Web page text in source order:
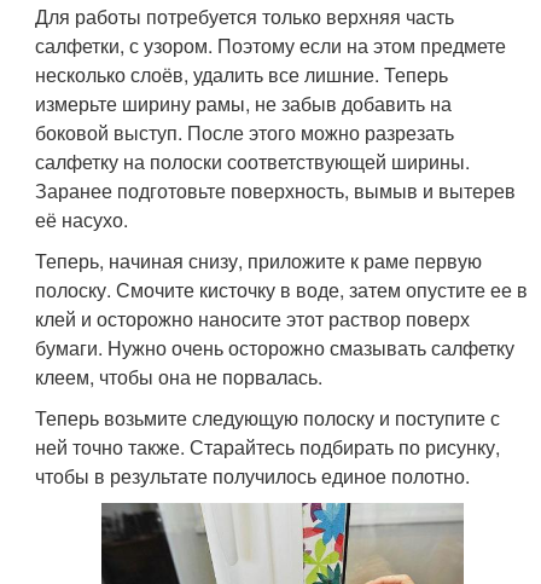
Для работы потребуется только верхняя часть
салфетки, с узором. Поэтому если на этом предмете
несколько слоёв, удалить все лишние. Теперь
измерьте ширину рамы, не забыв добавить на
боковой выступ. После этого можно разрезать
салфетку на полоски соответствующей ширины.
Заранее подготовьте поверхность, вымыв и вытерев
её насухо.
Теперь, начиная снизу, приложите к раме первую
полоску. Смочите кисточку в воде, затем опустите ее в
клей и осторожно наносите этот раствор поверх
бумаги. Нужно очень осторожно смазывать салфетку
клеем, чтобы она не порвалась.
Теперь возьмите следующую полоску и поступите с
ней точно также. Старайтесь подбирать по рисунку,
чтобы в результате получилось единое полотно.